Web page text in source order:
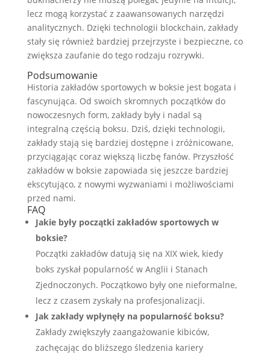
lecz mogą korzystać z zaawansowanych narzędzi
analitycznych. Dzięki technologii blockchain, zakłady
stały się również bardziej przejrzyste i bezpieczne, co
zwiększa zaufanie do tego rodzaju rozrywki.
Podsumowanie
Historia zakładów sportowych w boksie jest bogata i
fascynująca. Od swoich skromnych początków do
nowoczesnych form, zakłady były i nadal są
integralną częścią boksu. Dziś, dzięki technologii,
zakłady stają się bardziej dostępne i zróżnicowane,
przyciągając coraz większą liczbę fanów. Przyszłość
zakładów w boksie zapowiada się jeszcze bardziej
ekscytująco, z nowymi wyzwaniami i możliwościami
przed nami.
FAQ
Jakie były początki zakładów sportowych w
boksie?
Początki zakładów datują się na XIX wiek, kiedy
boks zyskał popularność w Anglii i Stanach
Zjednoczonych. Początkowo były one nieformalne,
lecz z czasem zyskały na profesjonalizacji.
Jak zakłady wpłynęły na popularność boksu?
Zakłady zwiększyły zaangażowanie kibiców,
zachęcając do bliższego śledzenia kariery